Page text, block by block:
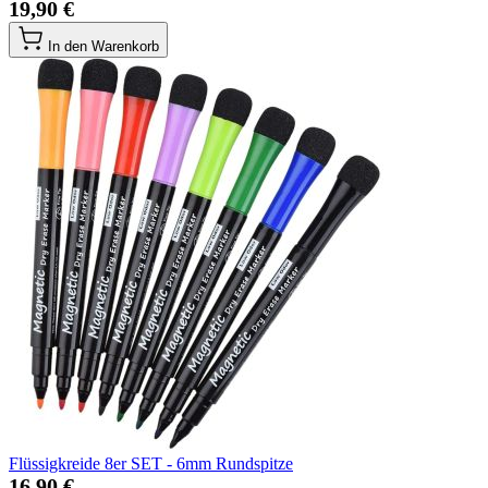
19,90 €
In den Warenkorb
Flüssigkreide 8er SET - 6mm Rundspitze